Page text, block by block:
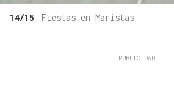
14/15 Fiestas en Maristas